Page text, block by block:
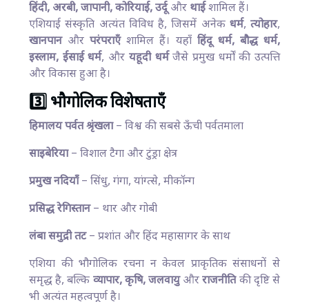
हिंदी, अरबी, जापानी, कोरियाई, उर्दूऔर थाईशामिल हैं।
एशियाई संस्कृति अत्यंत विविध है, जिसमें अनेक धर्म, त्योहार,
खानपानऔरपरंपराएँशामिल हैं। यहाँ हिंदू धर्म, बौद्ध धर्म,
इस्लाम, ईसाई धर्म, और यहूदी धर्मजैसे प्रमुख धर्मों की उत्पत्ति
और विकास हुआ है।
3️⃣ भौगोलिक विशेषताएँ
हिमालय पर्वत श्रृंखला– विश्व की सबसे ऊँची पर्वतमाला
साइबेरिया– विशाल टैगा और टुंड्रा क्षेत्र
प्रमुख नदियाँ– सिंधु, गंगा, यांग्त्से, मीकॉन्ग
प्रसिद्ध रेगिस्तान– थार और गोबी
लंबा समुद्री तट– प्रशांत और हिंद महासागर के साथ
एशिया की भौगोलिक रचना न केवल प्राकृतिक संसाधनों से
समृद्ध है, बल्कि व्यापार, कृषि, जलवायुऔरराजनीतिकी दृष्टि से
भी अत्यंत महत्वपूर्ण है।